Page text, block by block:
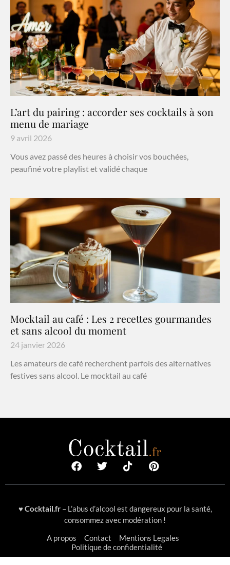
L’art du pairing : accorder ses cocktails à son
menu de mariage
9 avril 2026
Vous avez passé des heures à choisir vos bouchées,
peaufiné votre playlist et validé chaque
Mocktail au café : Les 2 recettes gourmandes
et sans alcool du moment
24 janvier 2026
Les amateurs de café recherchent parfois des alternatives
festives sans alcool. Le mocktail au café
♥ Cocktail.fr– L’abus d’alcool est dangereux pour la santé,
consommez avec modération !
A propos
Contact
Mentions Legales
Politique de confidentialité